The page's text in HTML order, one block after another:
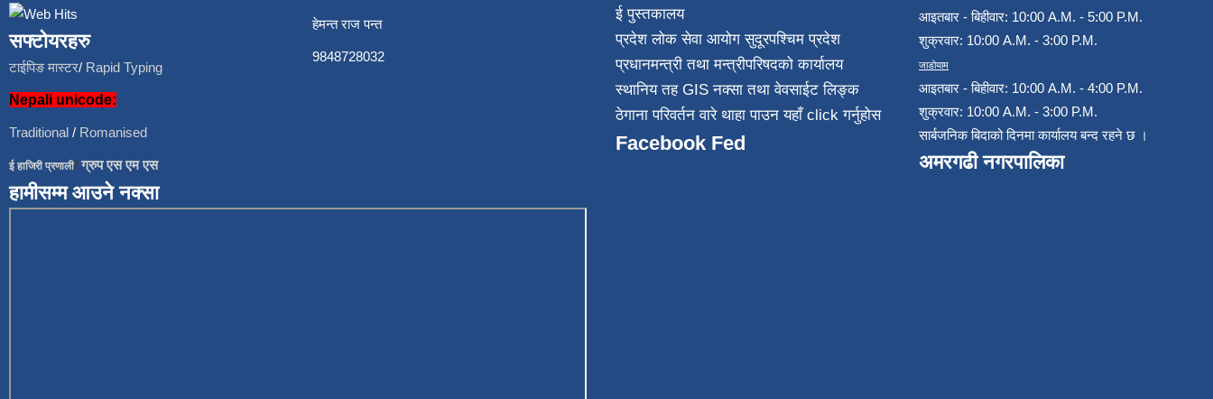
सफ्टोयरहरु
टाईपिङ मास्टर/ Rapid Typing
Nepali unicode:
Traditional / Romanised
ई हाजिरी प्रणाली/ग्रुप एस एम एस
हामीसम्म आउने नक्सा
हेमन्त राज पन्त
9848728032
ई पुस्तकालय
प्रदेश लोक सेवा आयोग सुदूरपश्चिम प्रदेश
प्रधानमन्त्री तथा मन्त्रीपरिषदको कार्यालय
स्थानिय तह GIS नक्सा तथा वेवसाईट लिङ्क
ठेगाना परिवर्तन वारे थाहा पाउन यहाँ click गर्नुहोस
Facebook Fed
आइतबार - बिहीवार: 10:00 A.M. - 5:00 P.M.
शुक्रवार: 10:00 A.M. - 3:00 P.M.
जाडोयाम
आइतबार - बिहीवार: 10:00 A.M. - 4:00 P.M.
शुक्रवार: 10:00 A.M. - 3:00 P.M.
सार्बजनिक बिदाको दिनमा कार्यालय बन्द रहने छ ।
अमरगढी नगरपालिका